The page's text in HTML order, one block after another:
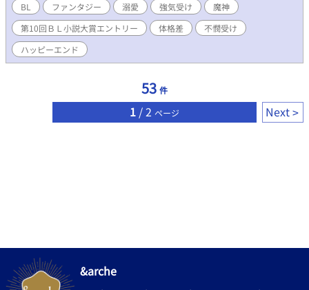
え、二人だけの至福の時を過ごしていた。 そしてついに、クラー
リオはエリトの住んでいる家を見つける。 そこで判明したエリト
の不幸な境遇。 クラーリオは黙っていられなくなり、すべてを捧
げる甘やかし二重生活が始まる。 ＝＝＝＝＝＝＝ ご注意ポイン
ト！ ※この話には前日譚があります 作品名「拾った犬は、魔神
すが、どのタイミングで読んでも、または読まなくても、支障が
ないように書いています ※クラーリオ（攻め）が最初からエリ
ト（受け）を溺愛しています。 攻めが受けに恋をする過程が好き
な方には、物足りない仕様となっております。ご注意を！ エリト
BL ファンタジー 溺愛 強気受け
魔神
第10回ＢＬ小説大賞エントリー
体格差
不憫受け
ハッピーエンド
53 件
1 / 2 ページ Next
&arche